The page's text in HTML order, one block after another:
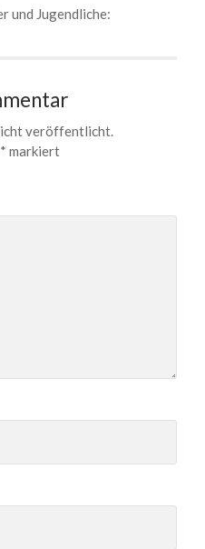
und Jugendliche:
veröffentlicht.
* markiert